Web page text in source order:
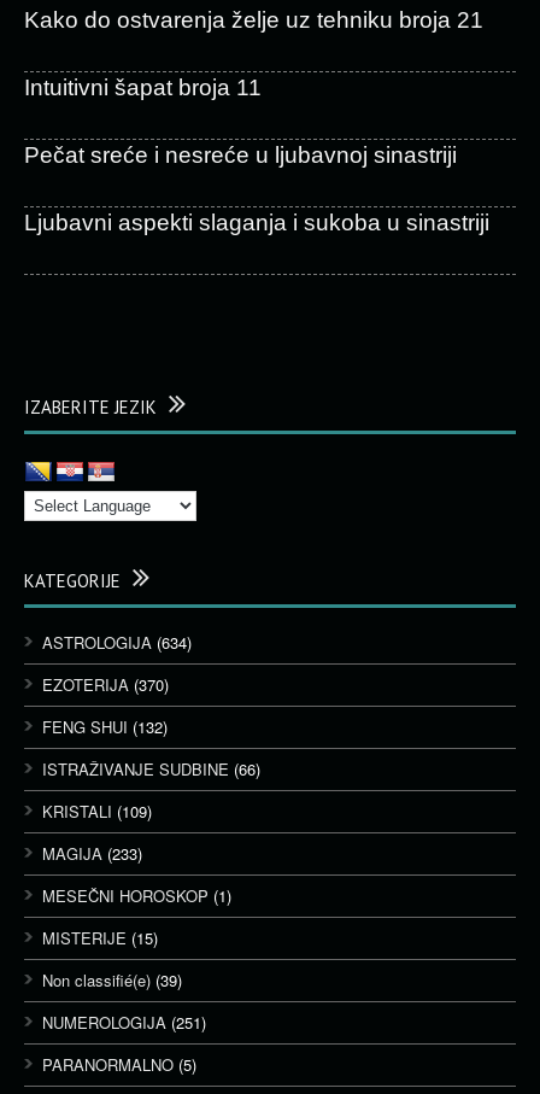
Kako do ostvarenja želje uz tehniku broja 21
Intuitivni šapat broja 11
Pečat sreće i nesreće u ljubavnoj sinastriji
Ljubavni aspekti slaganja i sukoba u sinastriji
IZABERITE JEZIK
KATEGORIJE
ASTROLOGIJA (634)
EZOTERIJA (370)
FENG SHUI (132)
ISTRAŽIVANJE SUDBINE (66)
KRISTALI (109)
MAGIJA (233)
MESEČNI HOROSKOP (1)
MISTERIJE (15)
Non classifié(e) (39)
NUMEROLOGIJA (251)
PARANORMALNO (5)